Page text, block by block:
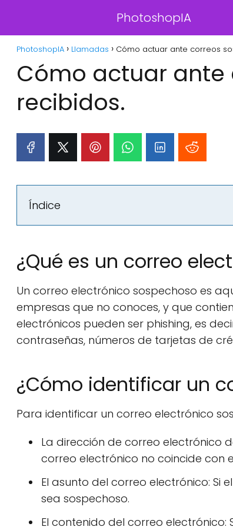
PhotoshopIA
PhotoshopIA Llamadas Cómo actuar ante correos
Cómo actuar ante
recibidos.
Índice
¿Qué es un correo
Un correo electrónico sospechoso es
empresas que no conoces, y que
electrónicos pueden ser phishing, es
contraseñas, números de tarjetas de
¿Cómo identificar un
Para identificar un correo electrónico
La dirección de correo electrónico
correo electrónico no coincide con
El asunto del correo electrónico: Si
sea sospechoso.
El contenido del correo